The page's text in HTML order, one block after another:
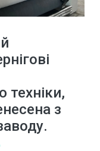
техніки,
з